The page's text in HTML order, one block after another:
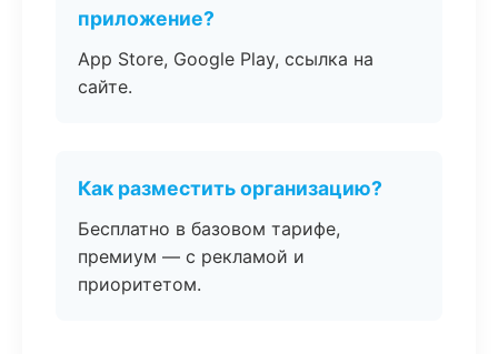
приложение?
App Store, Google Play, ссылка на
сайте.
Как разместить организацию?
Бесплатно в базовом тарифе,
премиум — с рекламой и
приоритетом.